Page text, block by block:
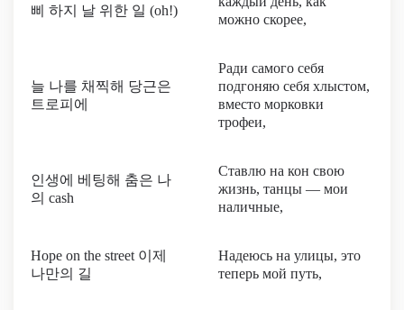
삐 하지 날 위한 일 (oh!)
можно скорее,
늘 나를 채찍해 당근은
트로피에
Ради самого себя
подгоняю себя хлыстом,
вместо морковки
трофеи,
인생에 베팅해 춤은 나
의 cash
Ставлю на кон свою
жизнь, танцы — мои
наличные,
Hope on the street 이제
나만의 길
Надеюсь на улицы, это
теперь мой путь,